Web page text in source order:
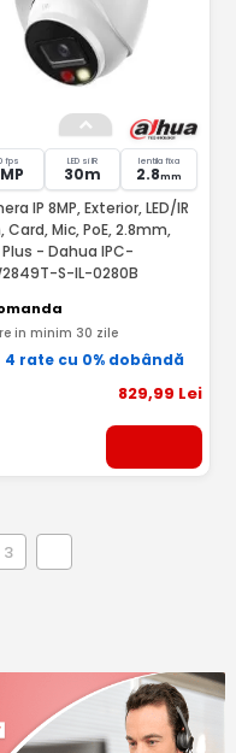
fps LED si IR
30m
lentila fixa
2.8mm
IP 8MP, Exterior, LED/IR
Card, Mic, PoE, 2.8mm,
Plus - Dahua IPC-
S-IL-0280B
in minim 30 zile
4 rate cu 0% dobândă
829,99 Lei
3